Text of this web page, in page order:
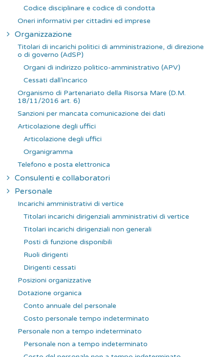
Codice disciplinare e codice di condotta
Oneri informativi per cittadini ed imprese
Organizzazione
Titolari di incarichi politici di amministrazione, di direzione
o di governo (AdSP)
Organi di indirizzo politico-amministrativo (APV)
Cessati dall’incarico
Organismo di Partenariato della Risorsa Mare (D.M.
18/11/2016 art. 6)
Sanzioni per mancata comunicazione dei dati
Articolazione degli uffici
Articolazione degli uffici
Organigramma
Telefono e posta elettronica
Consulenti e collaboratori
Personale
Incarichi amministrativi di vertice
Titolari incarichi dirigenziali amministrativi di vertice
Titolari incarichi dirigenziali non generali
Posti di funzione disponibili
Ruoli dirigenti
Dirigenti cessati
Posizioni organizzative
Dotazione organica
Conto annuale del personale
Costo personale tempo indeterminato
Personale non a tempo indeterminato
Personale non a tempo indeterminato